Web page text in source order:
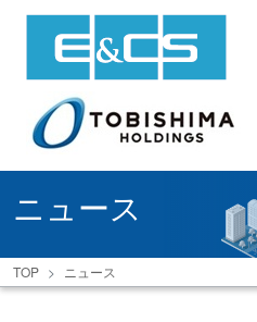
ニュース
TOP ニュース